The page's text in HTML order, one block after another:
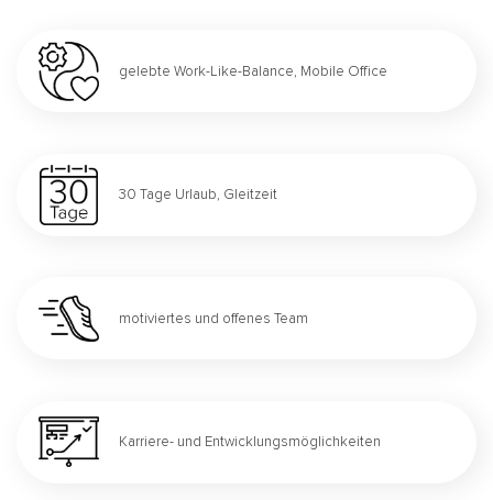
gelebte Work-Like-Balance, Mobile Office
30 Tage Urlaub, Gleitzeit
motiviertes und offenes Team
Karriere- und Entwicklungsmöglichkeiten